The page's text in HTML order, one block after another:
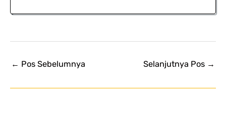
← Pos Sebelumnya Selanjutnya Pos →